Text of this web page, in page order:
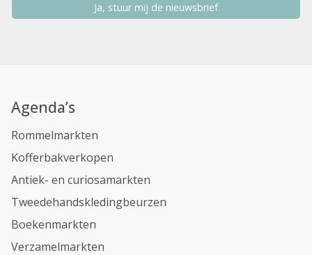
Ja, stuur mij de nieuwsbrief
Agenda’s
Rommelmarkten
Kofferbakverkopen
Antiek- en curiosamarkten
Tweedehandskledingbeurzen
Boekenmarkten
Verzamelmarkten